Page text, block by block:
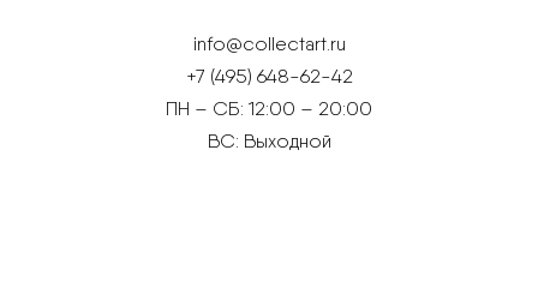
info@collectart.ru
+7 (495) 648-62-42
ПН – СБ: 12:00 – 20:00
ВС: Выходной